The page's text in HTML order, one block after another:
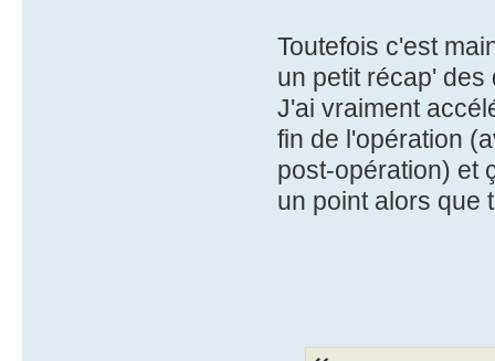
Toutefois c'est
un petit récap'
J'ai vraiment
fin de l'opération
post-opération) et
un point alors que